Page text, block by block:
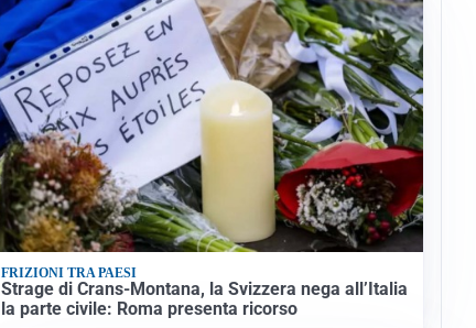
FRIZIONI TRA PAESI
Strage di Crans-Montana, la Svizzera nega all’Italia
la parte civile: Roma presenta ricorso